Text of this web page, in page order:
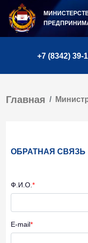
+7 (8342) 39-
Главная
ОБРАТНАЯ СВЯЗЬ
Ф.И.О. *
E-mail*